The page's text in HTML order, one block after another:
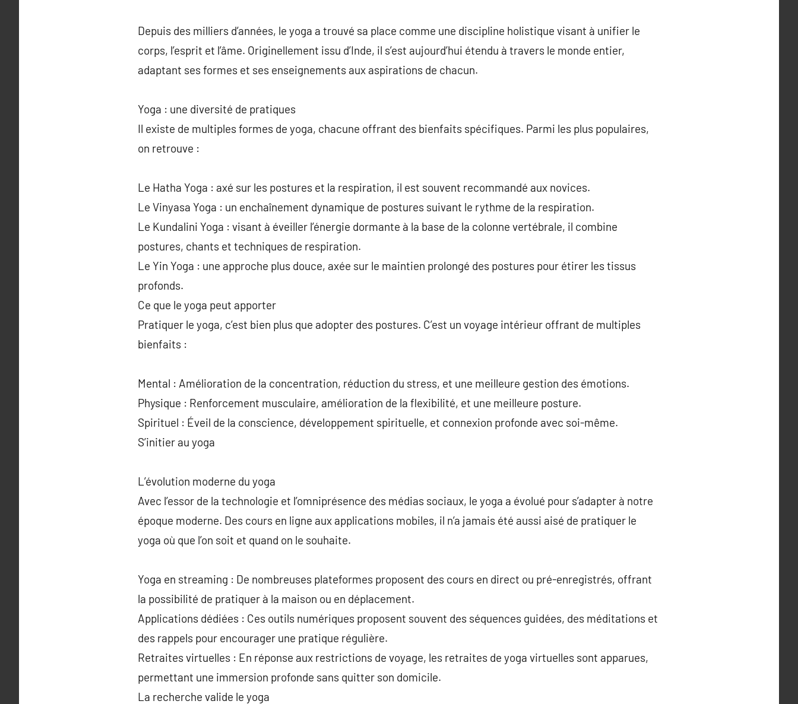
Depuis des milliers d’années, le yoga a trouvé sa place comme une discipline holistique visant à unifier le
corps, l’esprit et l’âme. Originellement issu d’Inde, il s’est aujourd’hui étendu à travers le monde entier,
adaptant ses formes et ses enseignements aux aspirations de chacun.
Yoga : une diversité de pratiques
Il existe de multiples formes de yoga, chacune offrant des bienfaits spécifiques. Parmi les plus populaires,
on retrouve :
Le Hatha Yoga : axé sur les postures et la respiration, il est souvent recommandé aux novices.
Le Vinyasa Yoga : un enchaînement dynamique de postures suivant le rythme de la respiration.
Le Kundalini Yoga : visant à éveiller l’énergie dormante à la base de la colonne vertébrale, il combine
postures, chants et techniques de respiration.
Le Yin Yoga : une approche plus douce, axée sur le maintien prolongé des postures pour étirer les tissus
profonds.
Ce que le yoga peut apporter
Pratiquer le yoga, c’est bien plus que adopter des postures. C’est un voyage intérieur offrant de multiples
bienfaits :
Mental : Amélioration de la concentration, réduction du stress, et une meilleure gestion des émotions.
Physique : Renforcement musculaire, amélioration de la flexibilité, et une meilleure posture.
Spirituel : Éveil de la conscience, développement spirituelle, et connexion profonde avec soi-même.
S’initier au yoga
L’évolution moderne du yoga
Avec l’essor de la technologie et l’omniprésence des médias sociaux, le yoga a évolué pour s’adapter à notre
époque moderne. Des cours en ligne aux applications mobiles, il n’a jamais été aussi aisé de pratiquer le
yoga où que l’on soit et quand on le souhaite.
Yoga en streaming : De nombreuses plateformes proposent des cours en direct ou pré-enregistrés, offrant
la possibilité de pratiquer à la maison ou en déplacement.
Applications dédiées : Ces outils numériques proposent souvent des séquences guidées, des méditations et
des rappels pour encourager une pratique régulière.
Retraites virtuelles : En réponse aux restrictions de voyage, les retraites de yoga virtuelles sont apparues,
permettant une immersion profonde sans quitter son domicile.
La recherche valide le yoga